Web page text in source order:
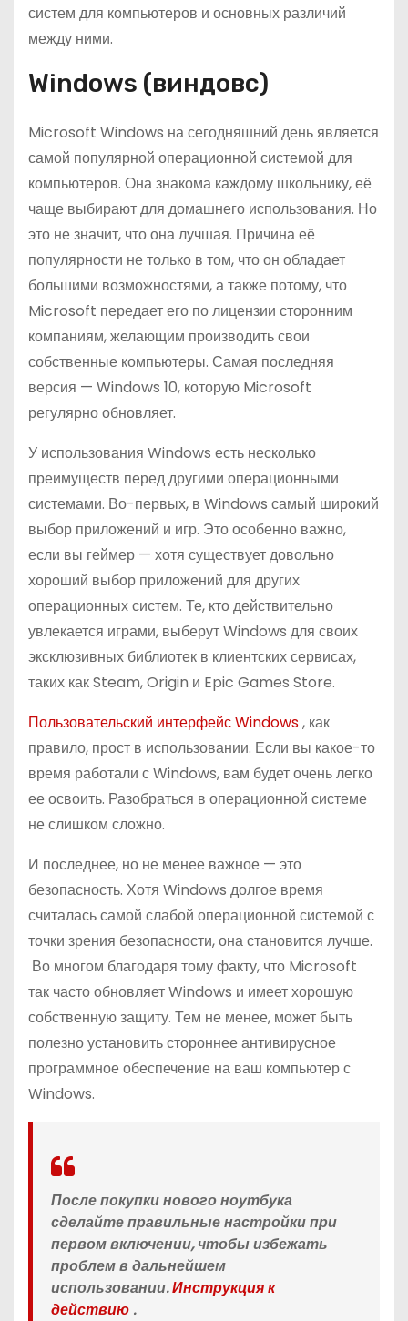
систем для компьютеров и основных различий
между ними.
Windows (виндовс)
Microsoft Windows на сегодняшний день является
самой популярной операционной системой для
компьютеров. Она знакома каждому школьнику, её
чаще выбирают для домашнего использования. Но
это не значит, что она лучшая. Причина её
популярности не только в том, что он обладает
большими возможностями, а также потому, что
Microsoft передает его по лицензии сторонним
компаниям, желающим производить свои
собственные компьютеры. Самая последняя
версия — Windows 10, которую Microsoft
регулярно обновляет.
У использования Windows есть несколько
преимуществ перед другими операционными
системами. Во-первых, в Windows самый широкий
выбор приложений и игр. Это особенно важно,
если вы геймер — хотя существует довольно
хороший выбор приложений для других
операционных систем. Те, кто действительно
увлекается играми, выберут Windows для своих
эксклюзивных библиотек в клиентских сервисах,
таких как Steam, Origin и Epic Games Store.
Пользовательский интерфейс Windows, как
правило, прост в использовании. Если вы какое-то
время работали с Windows, вам будет очень легко
ее освоить. Разобраться в операционной системе
не слишком сложно.
И последнее, но не менее важное — это
безопасность. Хотя Windows долгое время
считалась самой слабой операционной системой с
точки зрения безопасности, она становится лучше.
Во многом благодаря тому факту, что Microsoft
так часто обновляет Windows и имеет хорошую
собственную защиту. Тем не менее, может быть
полезно установить стороннее антивирусное
программное обеспечение на ваш компьютер с
Windows.
После покупки нового ноутбука
сделайте правильные настройки при
первом включении, чтобы избежать
проблем в дальнейшем
использовании.Инструкция к
действию .